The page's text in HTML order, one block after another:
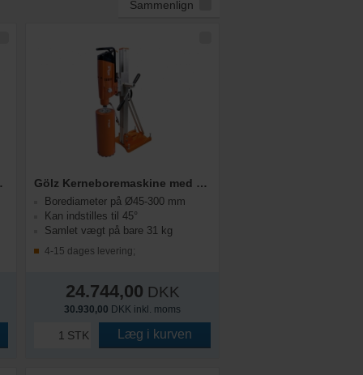
Sammenlign
Gölz Kerneboremaskine med Stativ SD300/EDM33
Borediameter på Ø45-300 mm
Kan indstilles til 45°
Samlet vægt på bare 31 kg
4-15 dages levering;
24.744,00 DKK
30.930,00 DKK inkl. moms
STK Læg i kurven